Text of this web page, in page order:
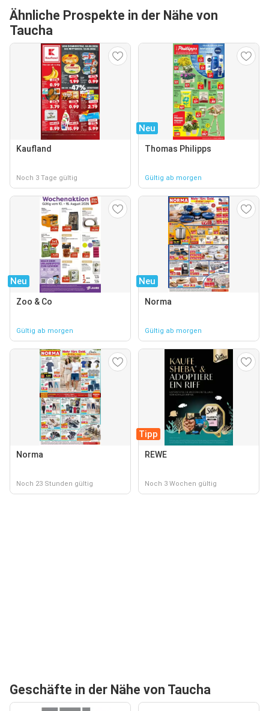
Ähnliche Prospekte in der Nähe von
Taucha
Kaufland
Noch 3 Tage gültig
Neu
Thomas Philipps
Gültig ab morgen
Neu
Zoo & Co
Gültig ab morgen
Neu
Norma
Gültig ab morgen
Norma
Noch 23 Stunden gültig
Tipp
REWE
Noch 3 Wochen gültig
Geschäfte in der Nähe von Taucha